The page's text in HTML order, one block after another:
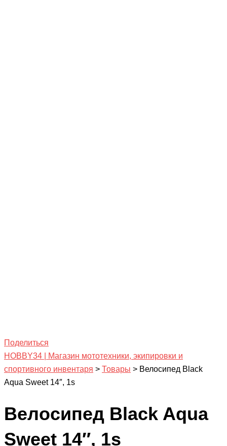
Поделиться
HOBBY34 | Магазин мототехники, экипировки и
спортивного инвентаря > Товары > Велосипед Black
Aqua Sweet 14″, 1s
Велосипед Black Aqua
Sweet 14″, 1s